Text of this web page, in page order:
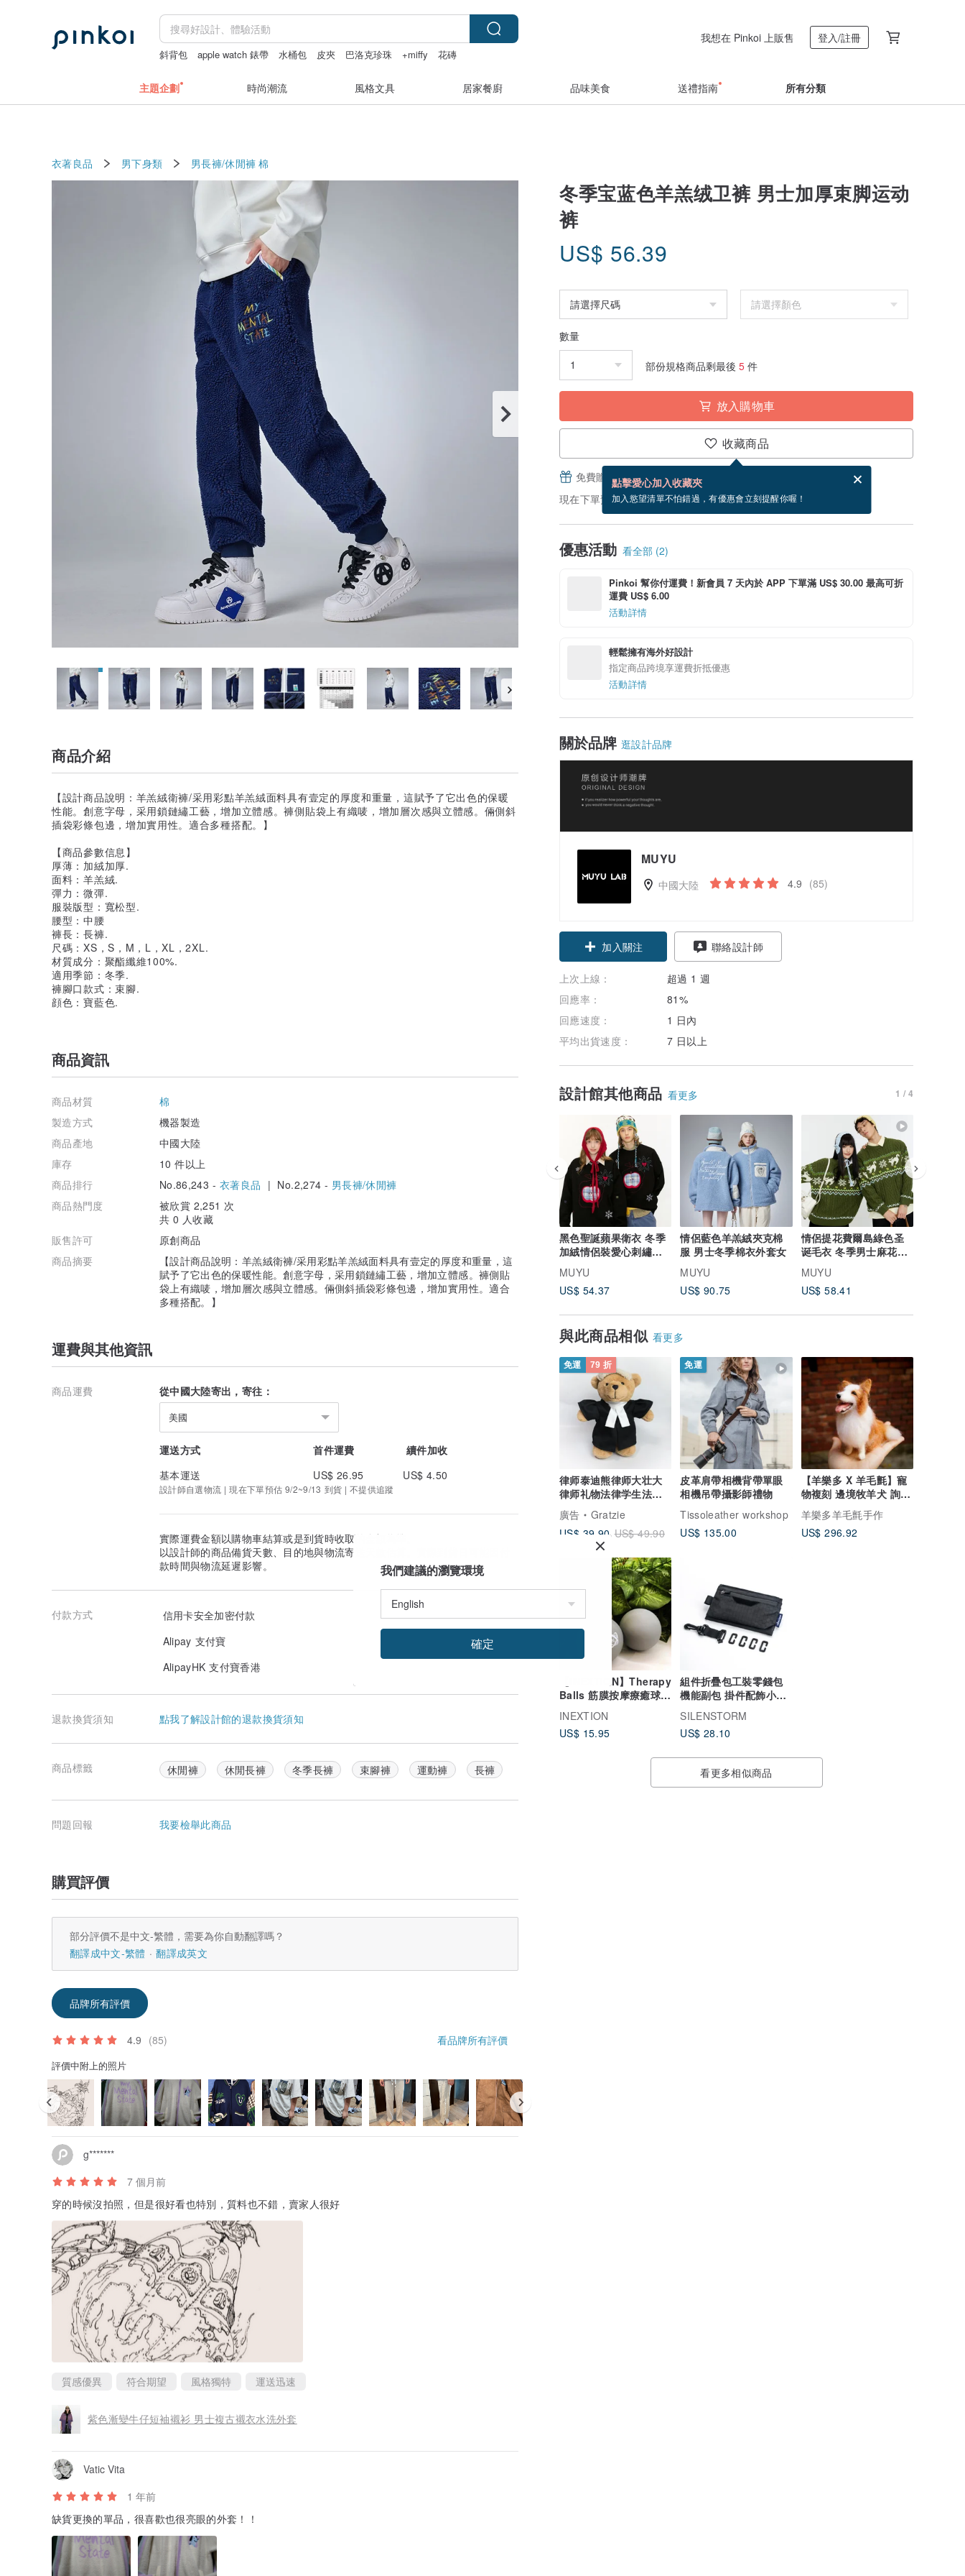
斜背包 apple watch 錶帶 水桶包 皮夾 巴洛克珍珠 +miffy
花磚
我想在 Pinkoi 上販售 登入/註冊
主題企劃 時尚潮流 風格文具 居家餐廚 品味美食 送禮指南 所有分類
衣著良品 男下身類 男長褲/休閒褲 棉
冬季宝蓝色羊羔绒卫裤 男士加厚束脚运动
裤
US$ 56.39
數量
部份規格商品剩最後 5 件
放入購物車
收藏商品
點擊愛心加入收藏夾
加入慾望清單不怕錯過，有優惠會立刻提醒你喔！
免費贈送電子賀卡，結帳完成後填寫
現在下單預估 9/2~9/13 到貨。
優惠活動 看全部 (2)
Pinkoi 幫你付運費！新會員 7 天內於 APP 下單滿 US$ 30.00 最高可折
運費 US$ 6.00
活動詳情
輕鬆擁有海外好設計
指定商品跨境享運費折抵優惠
活動詳情
關於品牌 逛設計品牌
MUYU
中國大陸 4.9 (85)
加入關注 聯絡設計師
上次上線：
超過 1 週
回應率：
81%
回應速度：
1 日內
平均出貨速度：
7 日以上
設計館其他商品 看更多 1 / 4
黑色聖誕蘋果衛衣 冬季
加絨情侶裝愛心刺繡上
衣
MUYU
US$ 54.37
情侶藍色羊羔絨夾克棉
服 男士冬季棉衣外套女
MUYU
US$ 90.75
情侶提花費爾島綠色圣
诞毛衣 冬季男士麻花針
織衫
MUYU
US$ 58.41
與此商品相似 看更多
免運 79 折
律师泰迪熊律师大壮大
律师礼物法律学生法学
院大学毕业法律资格
廣告
Gratzie
US$ 39.90 US$ 49.90
免運
皮革肩帶相機背帶單眼
相機吊帶攝影師禮物
Tissoleather workshop
US$ 135.00
【羊樂多 X 羊毛氈】寵
物複刻 邊境牧羊犬 詢問
區請勿下標
羊樂多羊毛氈手作
US$ 296.92
【INEXTION】Therapy
Balls 筋膜按摩療癒球(2
INEXTION
US$ 15.95
組件折疊包工裝零錢包
機能副包 掛件配飾小卡
SILENSTORM
US$ 28.10
看更多相似商品
商品介紹
【設計商品說明：羊羔絨衛褲/采用彩點羊羔絨面料具有壹定的厚度和重量，這賦予了它出色的保暖
性能。創意字母，采用鎖鏈繡工藝，增加立體感。褲側貼袋上有織唛，增加層次感與立體感。倆側斜
插袋彩條包邊，增加實用性。適合多種搭配。】
【商品參數信息】
厚薄：加絨加厚.
面料：羊羔絨.
彈力：微彈.
服裝版型：寬松型.
腰型：中腰
褲長：長褲.
尺碼：XS，S，M，L，XL，2XL.
材質成分：聚酯纖維100%.
適用季節：冬季.
褲腳口款式：束腳.
顔色：寶藍色.
商品資訊
商品材質
棉
製造方式
機器製造
商品產地
中國大陸
庫存
10 件以上
商品排行
No.86,243 - 衣著良品 | No.2,274 - 男長褲/休閒褲
商品熱門度
被欣賞 2,251 次
共 0 人收藏
販售許可
原創商品
商品摘要
【設計商品說明：羊羔絨衛褲/采用彩點羊羔絨面料具有壹定的厚度和重量，這
賦予了它出色的保暖性能。創意字母，采用鎖鏈繡工藝，增加立體感。褲側貼
袋上有織唛，增加層次感與立體感。倆側斜插袋彩條包邊，增加實用性。適合
多種搭配。】
運費與其他資訊
商品運費 從中國大陸寄出，寄往：
美國
運送方式 首件運費
續件加收
基本運送
US$ 26.95 US$ 4.50
設計師自選物流 | 現在下單預估 9/2~9/13 到貨 | 不提供追蹤
實際運費金額以購物車結算或是到貨時收取的金額為準。
以設計師的商品備貨天數、目的地與物流寄送天數估算。實際到貨日可能因付
款時間與物流延遲影響。
付款方式
信用卡安全加密付款
Alipay 支付寶
AlipayHK 支付寶香港
退款換貨須知 點我了解設計館的退款換貨須知
商品標籤 休閒褲 休閒長褲 冬季長褲 束腳褲 運動褲 長褲
問題回報 我要檢舉此商品
購買評價
部分評價不是中文-繁體，需要為你自動翻譯嗎？
翻譯成中文-繁體
翻譯成英文
品牌所有評價
4.9 (85) 看品牌所有評價
評價中附上的照片
g*******
7 個月前
穿的時候沒拍照，但是很好看也特別，質料也不錯，賣家人很好
質感優異 符合期望 風格獨特 運送迅速
紫色漸變牛仔短袖襯衫 男士複古襯衣水洗外套
Vatic Vita
1 年前
缺貨更換的單品，很喜歡也很亮眼的外套！！
我們建議的瀏覽環境
確定